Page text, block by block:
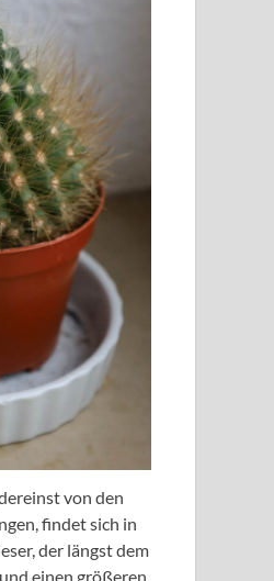
von den
findet sich in
der längst dem
einen größeren